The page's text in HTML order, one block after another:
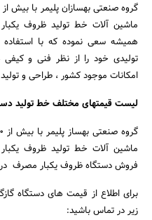
ماشین آلات خط تولید ظروف
همیشه سعی نموده که با
تولیدی خود را از نظر فنی و
امکانات موجود کشور ، طراحی و
لیست قیمتهای مختلف خط تولید
ماشین آلات خط تولید ظروف
فروش دستگاه ظروف یکبار مصرف
برای اطلاع از قیمت های دستگاه
زیر در تماس باشید: